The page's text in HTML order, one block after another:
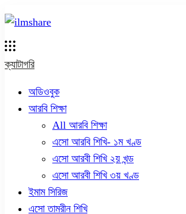
ক্যাটাগরি
অডিওবুক
আরবি শিক্ষা
All আরবি শিক্ষা
এসো আরবি শিখি- ১ম খণ্ড
এসো আরবী শিখি ২য় খন্ড
এসো আরবী শিখি ৩য় খণ্ড
ইমাম সিরিজ
এসো তামরীন শিখি